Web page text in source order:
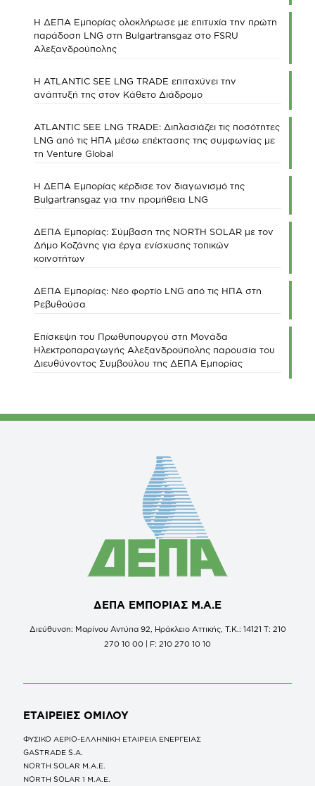
Η ΔΕΠΑ Εμπορίας ολοκλήρωσε με επιτυχία την πρώτη
παράδοση LNG στη Bulgartransgaz στο FSRU
Αλεξανδρούπολης
Η ATLANTIC SEE LNG TRADE επιταχύνει την
ανάπτυξή της στον Κάθετο Διάδρομο
ATLANTIC SEE LNG TRADE: Διπλασιάζει τις ποσότητες
LNG από τις ΗΠΑ μέσω επέκτασης της συμφωνίας με
τη Venture Global
Η ΔΕΠΑ Εμπορίας κέρδισε τον διαγωνισμό της
Bulgartransgaz για την προμήθεια LNG
ΔΕΠΑ Εμπορίας: Σύμβαση της NORTH SOLAR με τον
Δήμο Κοζάνης για έργα ενίσχυσης τοπικών
κοινοτήτων
ΔΕΠΑ Εμπορίας: Νέο φορτίο LNG από τις ΗΠΑ στη
Ρεβυθούσα
Επίσκεψη του Πρωθυπουργού στη Μονάδα
Ηλεκτροπαραγωγής Αλεξανδρούπολης παρουσία του
Διευθύνοντος Συμβούλου της ΔΕΠΑ Εμπορίας
ΔΕΠΑ ΕΜΠΟΡΙΑΣ Μ.Α.Ε
Διεύθυνση: Μαρίνου Αντύπα 92, Ηράκλειο Αττικής, Τ.Κ.: 14121 Τ: 210
270 10 00 | F: 210 270 10 10
ΕΤΑΙΡΕΙΕΣ ΟΜΙΛΟΥ
ΦΥΣΙΚΟ ΑΕΡΙΟ-ΕΛΛΗΝΙΚΗ ΕΤΑΙΡΕΙΑ ΕΝΕΡΓΕΙΑΣ
GASTRADE S.A.
NORTH SOLAR M.Α.Ε.
NORTH SOLAR 1 M.Α.Ε.